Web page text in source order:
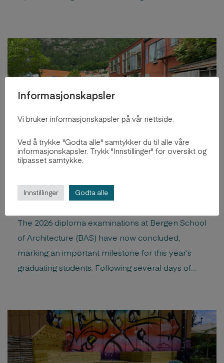
in Architecture
2. jul, 2026
The 2026 diploma examinations at Bergen School
of Architecture (BAS) have now concluded,
marking an important milestone for this year’s
graduating students. Following several days of
final diploma examinations and are graduating
with a Master of Architecture degree. The
examination took place from 26. – 30. […]
Informasjonskapsler
Vi bruker informasjonskapsler på vår nettside.
Ved å trykke "Godta alle" samtykker du til alle våre
informasjonskapsler. Trykk "Innstillinger" for oversikt og
tilpasset samtykke.
Innstillinger Godta alle